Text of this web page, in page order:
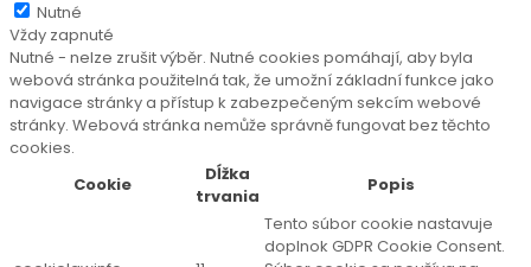
Nutné
Vždy zapnuté
Nutné - nelze zrušit výběr. Nutné cookies pomáhají, aby byla
webová stránka použitelná tak, že umožní základní funkce jako
navigace stránky a přístup k zabezpečeným sekcím webové
stránky. Webová stránka nemůže správně fungovat bez těchto
cookies.
Cookie
Dĺžka
trvania
Popis
Tento súbor cookie nastavuje
doplnok GDPR Cookie Consent.